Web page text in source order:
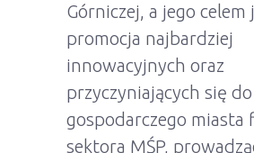
Górniczej, a jego celem
promocja najbardziej
innowacyjnych oraz
przyczyniających się
gospodarczego miasta
sektora MŚP,